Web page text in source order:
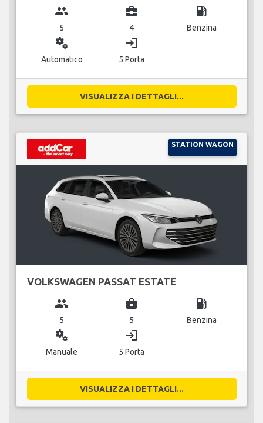
group
5
business_center
4
local_gas_station
Benzina
miscellaneous_services
Automatico
login
5 Porta
VISUALIZZA I DETTAGLI...
STATION WAGON
VOLKSWAGEN PASSAT ESTATE
group
5
business_center
5
local_gas_station
Benzina
miscellaneous_services
Manuale
login
5 Porta
VISUALIZZA I DETTAGLI...